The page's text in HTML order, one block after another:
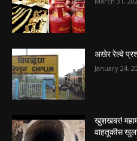
अखेर रेल्वे
January 24,
खुशखबर!
वाहतूकीस